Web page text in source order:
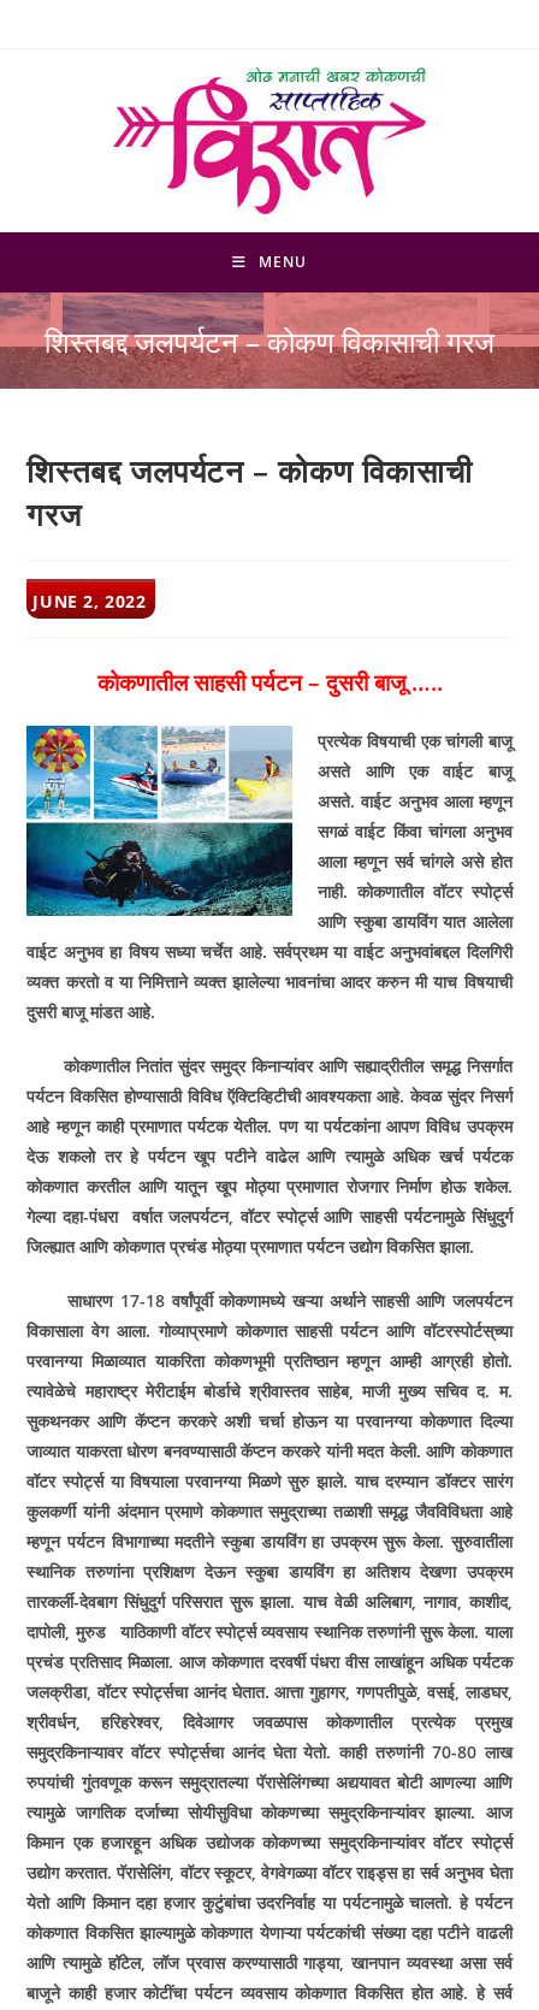
MENU
शिस्तबद्द जलपर्यटन – कोकण विकासाची गरज
शिस्तबद्द जलपर्यटन – कोकण विकासाची
गरज
POST
PUBLISHED:
JUNE 2, 2022
कोकणातील साहसी पर्यटन – दुसरी बाजू …..
प्रत्येक विषयाची एक चांगली बाजू
असते आणि एक वाईट बाजू
असते. वाईट अनुभव आला म्हणून
सगळं वाईट किंवा चांगला अनुभव
आला म्हणून सर्व चांगले असे होत
नाही. कोकणातील वॉटर स्पोर्ट्स
आणि स्कुबा डायविंग यात आलेला
वाईट अनुभव हा विषय सध्या चर्चेत आहे. सर्वप्रथम या वाईट अनुभवांबद्दल दिलगिरी
व्यक्त करतो व या निमित्ताने व्यक्त झालेल्या भावनांचा आदर करुन मी याच विषयाची
दुसरी बाजू मांडत आहे.
कोकणातील नितांत सुंदर समुद्र किनाऱ्यांवर आणि सह्याद्रीतील समृद्ध निसर्गात
पर्यटन विकसित होण्यासाठी विविध ऍक्टिव्हिटीची आवश्‍यकता आहे. केवळ सुंदर निसर्ग
आहे म्हणून काही प्रमाणात पर्यटक येतील. पण या पर्यटकांना आपण विविध उपक्रम
देऊ शकलो तर हे पर्यटन खूप पटीने वाढेल आणि त्यामुळे अधिक खर्च पर्यटक
कोकणात करतील आणि यातून खूप मोठ्या प्रमाणात रोजगार निर्माण होऊ शकेल.
गेल्या दहा-पंधरा वर्षात जलपर्यटन, वॉटर स्पोर्ट्स आणि साहसी पर्यटनामुळे सिंधुदुर्ग
जिल्ह्यात आणि कोकणात प्रचंड मोठ्या प्रमाणात पर्यटन उद्योग विकसित झाला.
साधारण 17-18 वर्षांपूर्वी कोकणामध्ये खऱ्या अर्थाने साहसी आणि जलपर्यटन
विकासाला वेग आला. गोव्याप्रमाणे कोकणात साहसी पर्यटन आणि वॉटरस्पोर्टस्‌च्या
परवानग्या मिळाव्यात याकरिता कोकणभूमी प्रतिष्ठान म्हणून आम्ही आग्रही होतो.
त्यावेळेचे महाराष्ट्र मेरीटाईम बोर्डाचे श्रीवास्तव साहेब, माजी मुख्य सचिव द. म.
सुकथनकर आणि कॅप्टन करकरे अशी चर्चा होऊन या परवानग्या कोकणात दिल्या
जाव्यात याकरता धोरण बनवण्यासाठी कॅप्टन करकरे यांनी मदत केली. आणि कोकणात
वॉटर स्पोर्ट्स या विषयाला परवानग्या मिळणे सुरु झाले. याच दरम्यान डॉक्टर सारंग
कुलकर्णी यांनी अंदमान प्रमाणे कोकणात समुद्राच्या तळाशी समृद्ध जैवविविधता आहे
म्हणून पर्यटन विभागाच्या मदतीने स्कुबा डायविंग हा उपक्रम सुरू केला. सुरुवातीला
स्थानिक तरुणांना प्रशिक्षण देऊन स्कुबा डायविंग हा अतिशय देखणा उपक्रम
तारकर्ली-देवबाग सिंधुदुर्ग परिसरात सुरू झाला. याच वेळी अलिबाग, नागाव, काशीद,
दापोली, मुरुड याठिकाणी वॉटर स्पोर्ट्स व्यवसाय स्थानिक तरुणांनी सुरू केला. याला
प्रचंड प्रतिसाद मिळाला. आज कोकणात दरवर्षी पंधरा वीस लाखांहून अधिक पर्यटक
जलक्रीडा, वॉटर स्पोर्ट्सचा आनंद घेतात. आत्ता गुहागर, गणपतीपुळे, वसई, लाडघर,
श्रीवर्धन, हरिहरेश्‍वर, दिवेआगर जवळपास कोकणातील प्रत्येक प्रमुख
समुद्रकिनाऱ्यावर वॉटर स्पोर्ट्सचा आनंद घेता येतो. काही तरुणांनी 70-80 लाख
रुपयांची गुंतवणूक करून समुद्रातल्या पॅरासेलिंगच्या अद्ययावत बोटी आणल्या आणि
त्यामुळे जागतिक दर्जाच्या सोयीसुविधा कोकणच्या समुद्रकिनाऱ्यांवर झाल्या. आज
किमान एक हजारहून अधिक उद्योजक कोकणच्या समुद्रकिनाऱ्यांवर वॉटर स्पोर्ट्स
उद्योग करतात. पॅरासेलिंग, वॉटर स्कूटर, वेगवेगळ्या वॉटर राइड्स हा सर्व अनुभव घेता
येतो आणि किमान दहा हजार कुटुंबांचा उदरनिर्वाह या पर्यटनामुळे चालतो. हे पर्यटन
कोकणात विकसित झाल्यामुळे कोकणात येणाऱ्या पर्यटकांची संख्या दहा पटीने वाढली
आणि त्यामुळे हॉटेल, लॉज प्रवास करण्यासाठी गाड्या, खानपान व्यवस्था असा सर्व
बाजूने काही हजार कोटींचा पर्यटन व्यवसाय कोकणात विकसित होत आहे. हे सर्व